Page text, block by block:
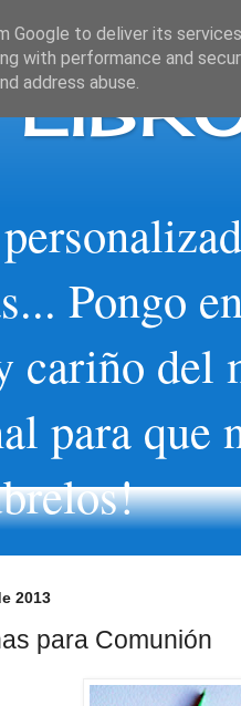
Pongo
cariño del
para que
2013
para Comunión
Google to deliver its
with performance and
address abuse.